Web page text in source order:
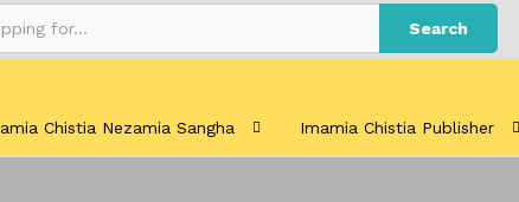
Search
Chistia Nezamia Sangha Imamia Chistia Publisher